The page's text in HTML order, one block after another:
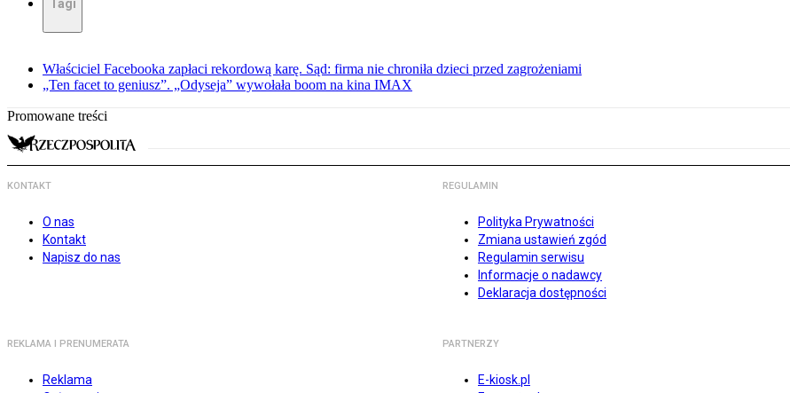
Tagi
Właściciel Facebooka zapłaci rekordową karę. Sąd: firma nie chroniła dzieci przed zagrożeniami
„Ten facet to geniusz”. „Odyseja” wywołała boom na kina IMAX
Promowane treści
KONTAKT
O nas
Kontakt
Napisz do nas
REGULAMIN
Polityka Prywatności
Zmiana ustawień zgód
Regulamin serwisu
Informacje o nadawcy
Deklaracja dostępności
REKLAMA I PRENUMERATA
Reklama
PARTNERZY
E-kiosk.pl